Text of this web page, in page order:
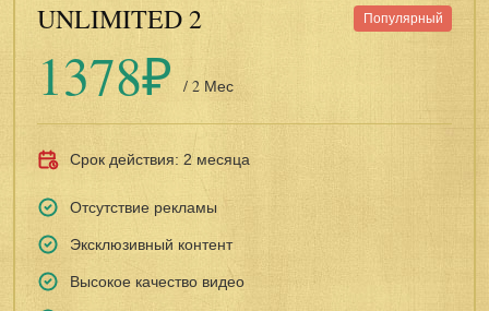
UNLIMITED 2 Популярный
1378₽ / 2 Мес
Срок действия: 2 месяца
Отсутствие рекламы
Эксклюзивный контент
Высокое качество видео